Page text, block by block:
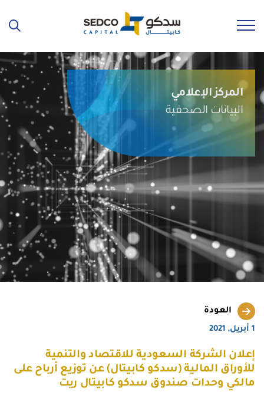
المركز الإعلامي
البيانات الصحفية
العودة
1 أبريل, 2021
إعلان الشركة السعودية للاقتصاد والتنمية
للأوراق المالية (سدكو كابيتال) عن توزيع أرباح على
مالكي وحدات صندوق سدكو كابيتال ريت